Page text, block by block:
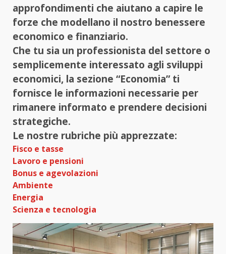
approfondimenti che aiutano a capire le
forze che modellano il nostro benessere
economico e finanziario.
Che tu sia un professionista del settore o
semplicemente interessato agli sviluppi
economici, la sezione “Economia” ti
fornisce le informazioni necessarie per
rimanere informato e prendere decisioni
strategiche.
Le nostre rubriche più apprezzate:
Fisco e tasse
Lavoro e pensioni
Bonus e agevolazioni
Ambiente
Energia
Scienza e tecnologia